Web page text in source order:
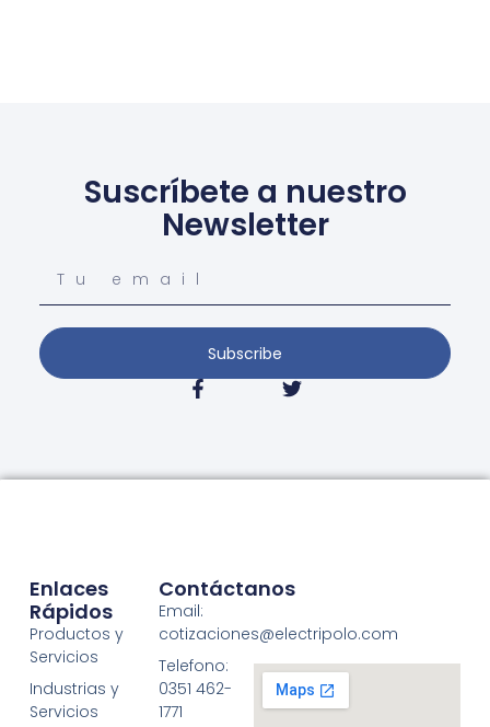
Suscríbete a nuestro
Newsletter
Subscribe
Enlaces
Rápidos
Productos y
Servicios
Industrias y
Servicios
Contáctanos
Email:
cotizaciones@electripolo.com
Telefono:
0351 462-
1771